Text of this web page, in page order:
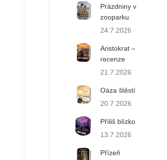
Prázdniny v
zooparku
24.7.2026
Aristokrat –
recenze
21.7.2026
Oáza štěstí
20.7.2026
Příliš blízko
13.7.2026
Přízeň